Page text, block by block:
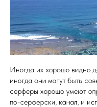
Иногда их хорошо видно
иногда они могут быть
серферы хорошо умеют
по-серферски, канал, и